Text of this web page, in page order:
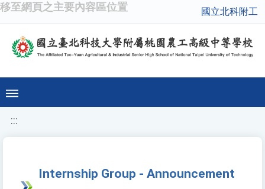
移至網頁之主要內容區位置 國立北科附工
:::
Internship Group - Announcement